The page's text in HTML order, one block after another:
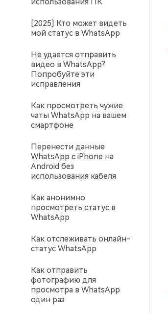
[2025] Кто может видеть
мой статус в WhatsApp
Не удается отправить
видео в WhatsApp?
Попробуйте эти
исправления
Как просмотреть чужие
чаты WhatsApp на вашем
смартфоне
Перенести данные
WhatsApp с iPhone на
Android без
использования кабеля
Как анонимно
просмотреть статус в
WhatsApp
Как отслеживать онлайн-
статус WhatsApp
Как отправить
фотографию для
просмотра в WhatsApp
один раз